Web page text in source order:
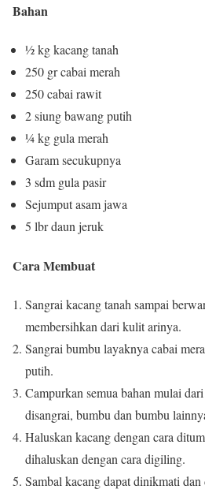
Bahan
½ kg kacang tanah
250 gr cabai merah
250 cabai rawit
2 siung bawang putih
¼ kg gula merah
Garam secukupnya
3 sdm gula pasir
Sejumput asam jawa
5 lbr daun jeruk
Cara Membuat
Sangrai kacang tanah sampai
membersihkan dari kulit arinya.
Sangrai bumbu layaknya cabai
putih.
Campurkan semua bahan mulai
disangrai, bumbu dan bumbu
Haluskan kacang dengan cara
dihaluskan dengan cara digiling.
Sambal kacang dapat dinikmati